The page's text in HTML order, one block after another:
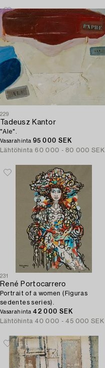
229
Tadeusz Kantor
"Ale".
Vasarahinta 95 000 SEK
Lähtöhinta 60 000 - 80 000 SEK
231
René Portocarrero
Portrait of a women (Figuras
sedentes series).
Vasarahinta 42 000 SEK
Lähtöhinta 40 000 - 45 000 SEK